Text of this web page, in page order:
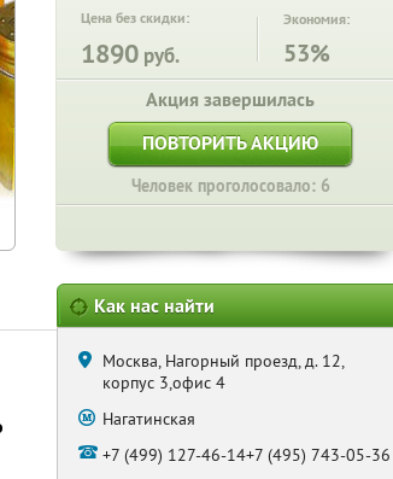
Цена без скидки:
1890 руб.
Экономия:
53%
Акция завершилась
ПОВТОРИТЬ АКЦИЮ
Человек проголосовало: 6
Как нас найти
Москва, Нагорный проезд, д. 12,
корпус 3,офис 4
Нагатинская
+7 (499) 127-46-14+7 (495) 743-05-36